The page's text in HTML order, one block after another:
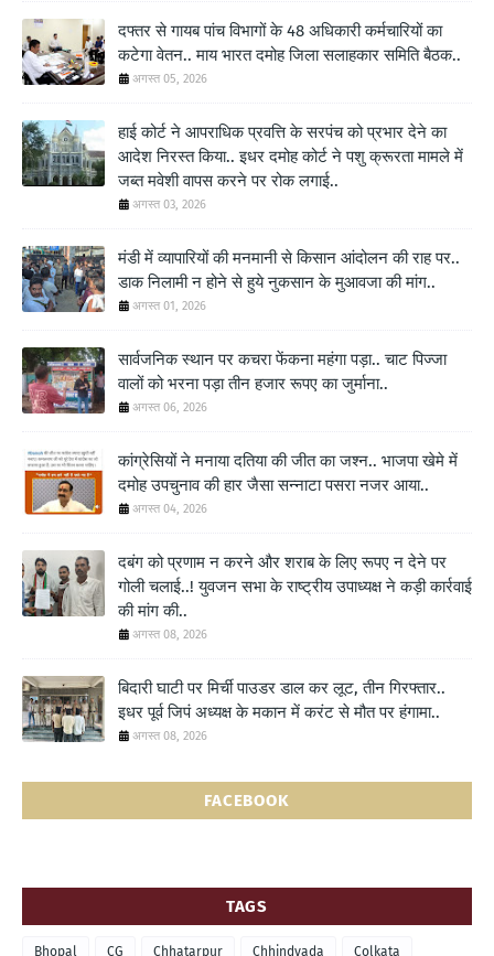
दफ्तर से गायब पांच विभागों के 48 अधिकारी कर्मचारियों का
कटेगा वेतन.. माय भारत दमोह जिला सलाहकार समिति बैठक..
अगस्त 05, 2026
हाई कोर्ट ने आपराधिक प्रवत्ति के सरपंच को प्रभार देने का
आदेश निरस्त किया.. इधर दमोह कोर्ट ने पशु क्रूरता मामले में
जब्त मवेशी वापस करने पर रोक लगाई..
अगस्त 03, 2026
मंडी में व्यापारियों की मनमानी से किसान आंदोलन की राह पर..
डाक निलामी न होने से हुये नुकसान के मुआवजा की मांग..
अगस्त 01, 2026
सार्वजनिक स्थान पर कचरा फेंकना महंगा पड़ा.. चाट पिज्जा
वालों को भरना पड़ा तीन हजार रूपए का जुर्माना..
अगस्त 06, 2026
कांग्रेसियों ने मनाया दतिया की जीत का जश्न.. भाजपा खेमे में
दमोह उपचुनाव की हार जैसा सन्नाटा पसरा नजर आया..
अगस्त 04, 2026
दबंग को प्रणाम न करने और शराब के लिए रूपए न देने पर
गोली चलाई..! युवजन सभा के राष्ट्रीय उपाध्यक्ष ने कड़ी कार्रवाई
की मांग की..
अगस्त 08, 2026
बिदारी घाटी पर मिर्ची पाउडर डाल कर लूट, तीन गिरफ्तार..
इधर पूर्व जिपं अध्यक्ष के मकान में करंट से मौत पर हंगामा..
अगस्त 08, 2026
FACEBOOK
TAGS
Bhopal CG Chhatarpur Chhindvada Colkata